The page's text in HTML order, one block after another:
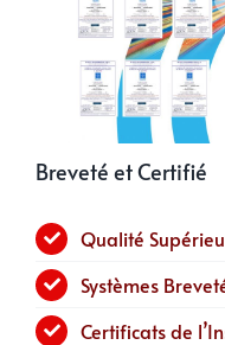
Breveté et Certifié
Qualité
Systèmes
Certificats de